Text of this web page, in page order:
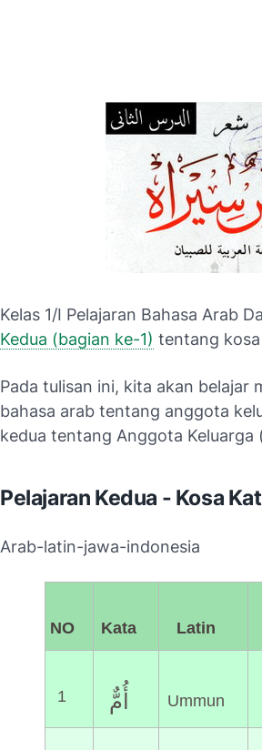
Kelas 1/I Pelajaran Bahasa Arab
Kedua (bagian ke-1) tentang
Pada tulisan ini, kita akan belajar
bahasa arab tentang anggota
kedua tentang Anggota Keluarga
Pelajaran Kedua - Kosa
Arab-latin-jawa-indonesia
NO Kata Latin
1 أُمٌّ Ummun